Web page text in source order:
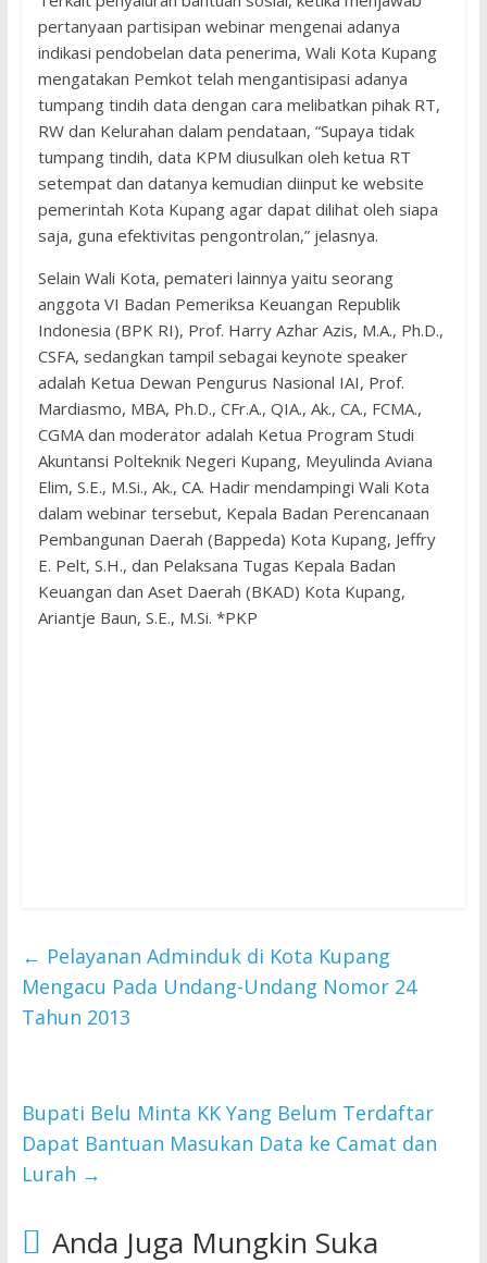
pertanyaan partisipan webinar mengenai adanya
indikasi pendobelan data penerima, Wali Kota Kupang
mengatakan Pemkot telah mengantisipasi adanya
tumpang tindih data dengan cara melibatkan pihak RT,
RW dan Kelurahan dalam pendataan, “Supaya tidak
tumpang tindih, data KPM diusulkan oleh ketua RT
setempat dan datanya kemudian diinput ke website
pemerintah Kota Kupang agar dapat dilihat oleh siapa
saja, guna efektivitas pengontrolan,” jelasnya.
Selain Wali Kota, pemateri lainnya yaitu seorang
anggota VI Badan Pemeriksa Keuangan Republik
Indonesia (BPK RI), Prof. Harry Azhar Azis, M.A., Ph.D.,
CSFA, sedangkan tampil sebagai keynote speaker
adalah Ketua Dewan Pengurus Nasional IAI, Prof.
Mardiasmo, MBA, Ph.D., CFr.A., QIA., Ak., CA., FCMA.,
CGMA dan moderator adalah Ketua Program Studi
Akuntansi Polteknik Negeri Kupang, Meyulinda Aviana
Elim, S.E., M.Si., Ak., CA. Hadir mendampingi Wali Kota
dalam webinar tersebut, Kepala Badan Perencanaan
Pembangunan Daerah (Bappeda) Kota Kupang, Jeffry
E. Pelt, S.H., dan Pelaksana Tugas Kepala Badan
Keuangan dan Aset Daerah (BKAD) Kota Kupang,
Ariantje Baun, S.E., M.Si. *PKP
← Pelayanan Adminduk di Kota Kupang
Mengacu Pada Undang-Undang Nomor 24
Tahun 2013
Bupati Belu Minta KK Yang Belum Terdaftar
Dapat Bantuan Masukan Data ke Camat dan
Lurah →
Anda Juga Mungkin Suka